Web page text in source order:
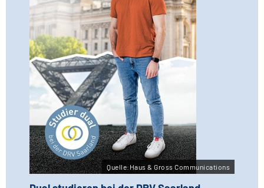
Quelle:Haus & Gross Communications